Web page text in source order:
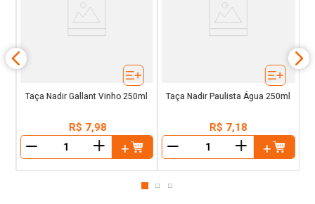
Taça Nadir Gallant Vinho 250ml
R$ 7,98
＋
Taça Nadir Paulista Água 250ml
R$ 7,18
＋